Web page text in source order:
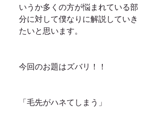
いうか多くの方が悩まれている部
分に対して僕なりに解説していき
たいと思います。
今回のお題はズバリ！！
「毛先がハネてしまう」